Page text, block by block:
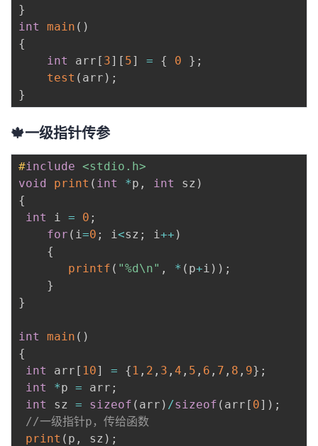
}
int
main ( )
{
int
arr [ 3] [ 5] = { 0 } ;
test ( arr ) ;
}
🍁一级指针传参
#include <stdio.h>
void
print ( int *p , int sz )
{
int
i = 0 ;
for ( i =0 ; i <sz ; i ++ )
{
printf ( "%d\n" , * ( p+i ) ) ;
}
}
int main ( )
{
int
arr [ 10] = { 1 , 2 , 3 , 4 , 5 , 6 , 7 , 8 , 9} ;
int
*p = arr ;
int
sz = sizeof ( arr ) /sizeof ( arr [ 0] ) ;
//一级指针p，传给函数
print ( p , sz ) ;